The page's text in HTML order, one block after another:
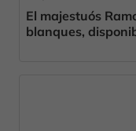
El majestuós
blanques,